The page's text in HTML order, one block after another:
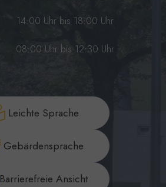
14:00 Uhr bis 18:00 Uhr
08:00 Uhr bis 12:30 Uhr
Leichte Sprache
Gebärdensprache
Barrierefreie Ansicht